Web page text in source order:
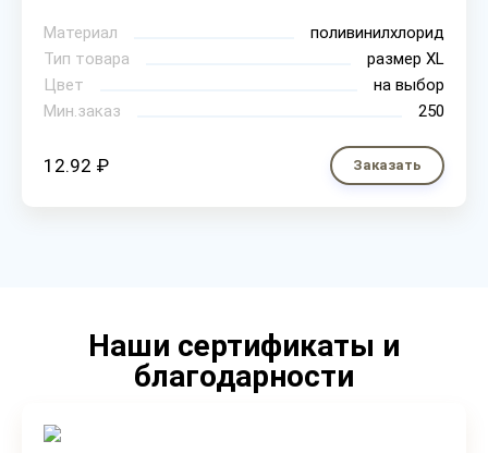
Материал
поливинилхлорид
Тип товара
размер XL
Цвет
на выбор
Мин.заказ
250
12.92 ₽ Заказать
Наши сертификаты и
благодарности